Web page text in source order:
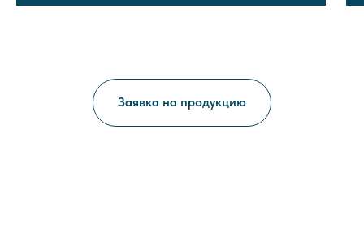
Заявка на продукцию